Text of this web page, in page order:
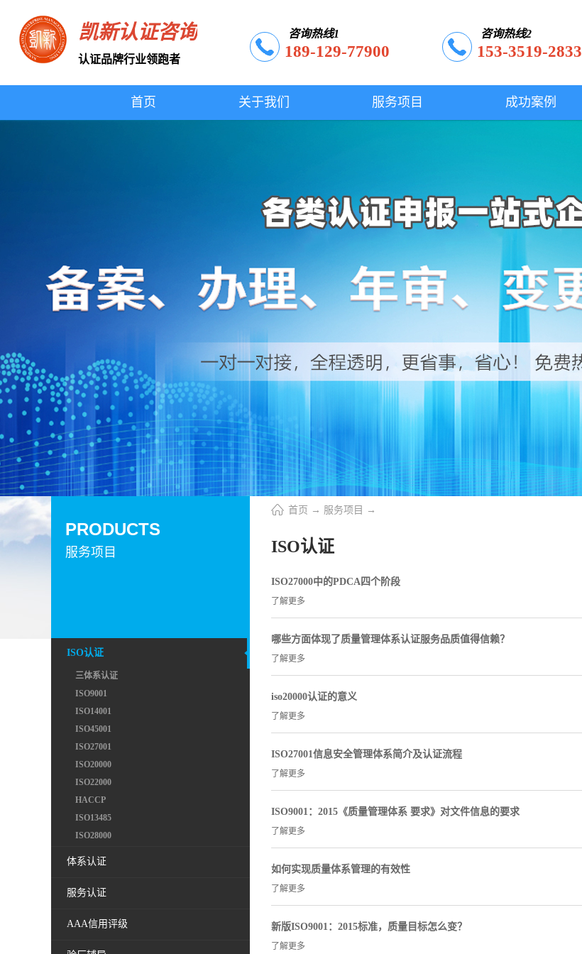
凯新认证咨询
认证品牌行业领跑者
咨询热线1
189-129-77900
咨询热线2
153-3519-2833
首页 关于我们 服务项目 成功案例
服务项目
PRODUCTS
ISO认证
三体系认证
ISO9001
ISO14001
ISO45001
ISO27001
ISO20000
ISO22000
HACCP
ISO13485
ISO28000
体系认证
服务认证
AAA信用评级
首页 → 服务项目 →
ISO认证
ISO27000中的PDCA四个阶段
了解更多
哪些方面体现了质量管理体系认证服务品质值得信赖？
了解更多
iso20000认证的意义
了解更多
ISO27001信息安全管理体系简介及认证流程
了解更多
ISO9001：2015《质量管理体系 要求》对文件信息的要求
了解更多
如何实现质量体系管理的有效性
了解更多
新版ISO9001：2015标准，质量目标怎么变？
了解更多